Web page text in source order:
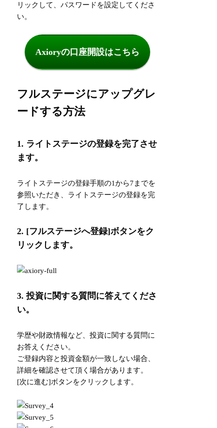
リックして、パスワードを設定してくださ
い。
Axioryの口座開設はこちら
フルステージにアップグレ
ードする方法
1. ライトステージの登録を完了させ
ます。
ライトステージの登録手順の1から7までを
参照いただき、ライトステージの登録を完
了します。
2. [フルステージへ登録]ボタンをク
リックします。
3. 投資に関する質問に答えてくださ
い。
学歴や財政情報など、投資に関する質問に
お答えください。
ご登録内容と投資金額が一致しない場合、
詳細を確認させて頂く場合があります。
[次に進む]ボタンをクリックします。